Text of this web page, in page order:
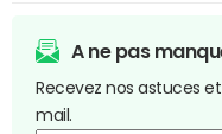
A ne pas
Recevez nos astuces
mail.